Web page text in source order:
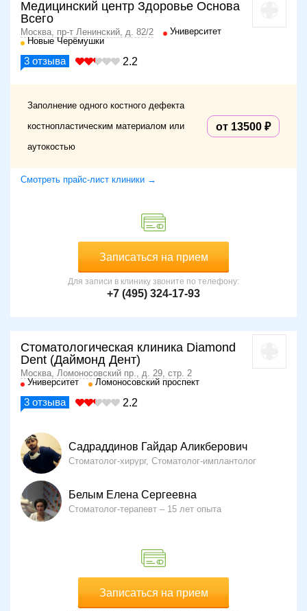
Медицинский центр Здоровье Основа
Всего
Москва, пр-т Ленинский, д. 82/2
Университет
Новые Черёмушки
3 отзыва 2.2
Заполнение одного костного дефекта
костнопластическим материалом или
аутокостью
от 13500
Смотреть прайс-лист клиники →
Записаться на прием
Для записи в клинику звоните по телефону:
+7 (495) 324-17-93
Стоматологическая клиника Diamond
Dent (Даймонд Дент)
Москва, Ломоносовский пр., д. 29, стр. 2
Университет
Ломоносовский проспект
3 отзыва 2.2
Садраддинов Гайдар Аликберович
Стоматолог-хирург, Стоматолог-имплантолог
Белым Елена Сергеевна
Стоматолог-терапевт 15 лет опыта
Записаться на прием